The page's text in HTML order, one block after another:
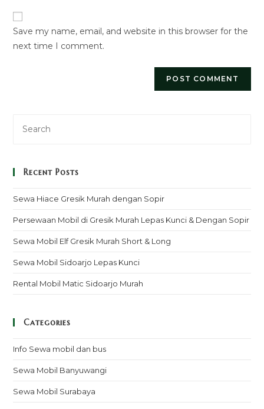
URL
(optional)
Save my name, email, and website in this browser for the
next time I comment.
Recent Posts
Sewa Hiace Gresik Murah dengan Sopir
Persewaan Mobil di Gresik Murah Lepas Kunci & Dengan Sopir
Sewa Mobil Elf Gresik Murah Short & Long
Sewa Mobil Sidoarjo Lepas Kunci
Rental Mobil Matic Sidoarjo Murah
Categories
Info Sewa mobil dan bus
Sewa Mobil Banyuwangi
Sewa Mobil Surabaya